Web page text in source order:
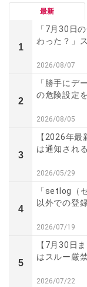
最新
1
「7月30日
わった？」
2026/08/07
2
「勝手にデ
の危険設定
2026/08/05
3
【2026年最
は通知され
2026/05/29
4
「setlog（
以外での登
2026/07/19
5
【7月30日
はスルー厳
2026/07/22